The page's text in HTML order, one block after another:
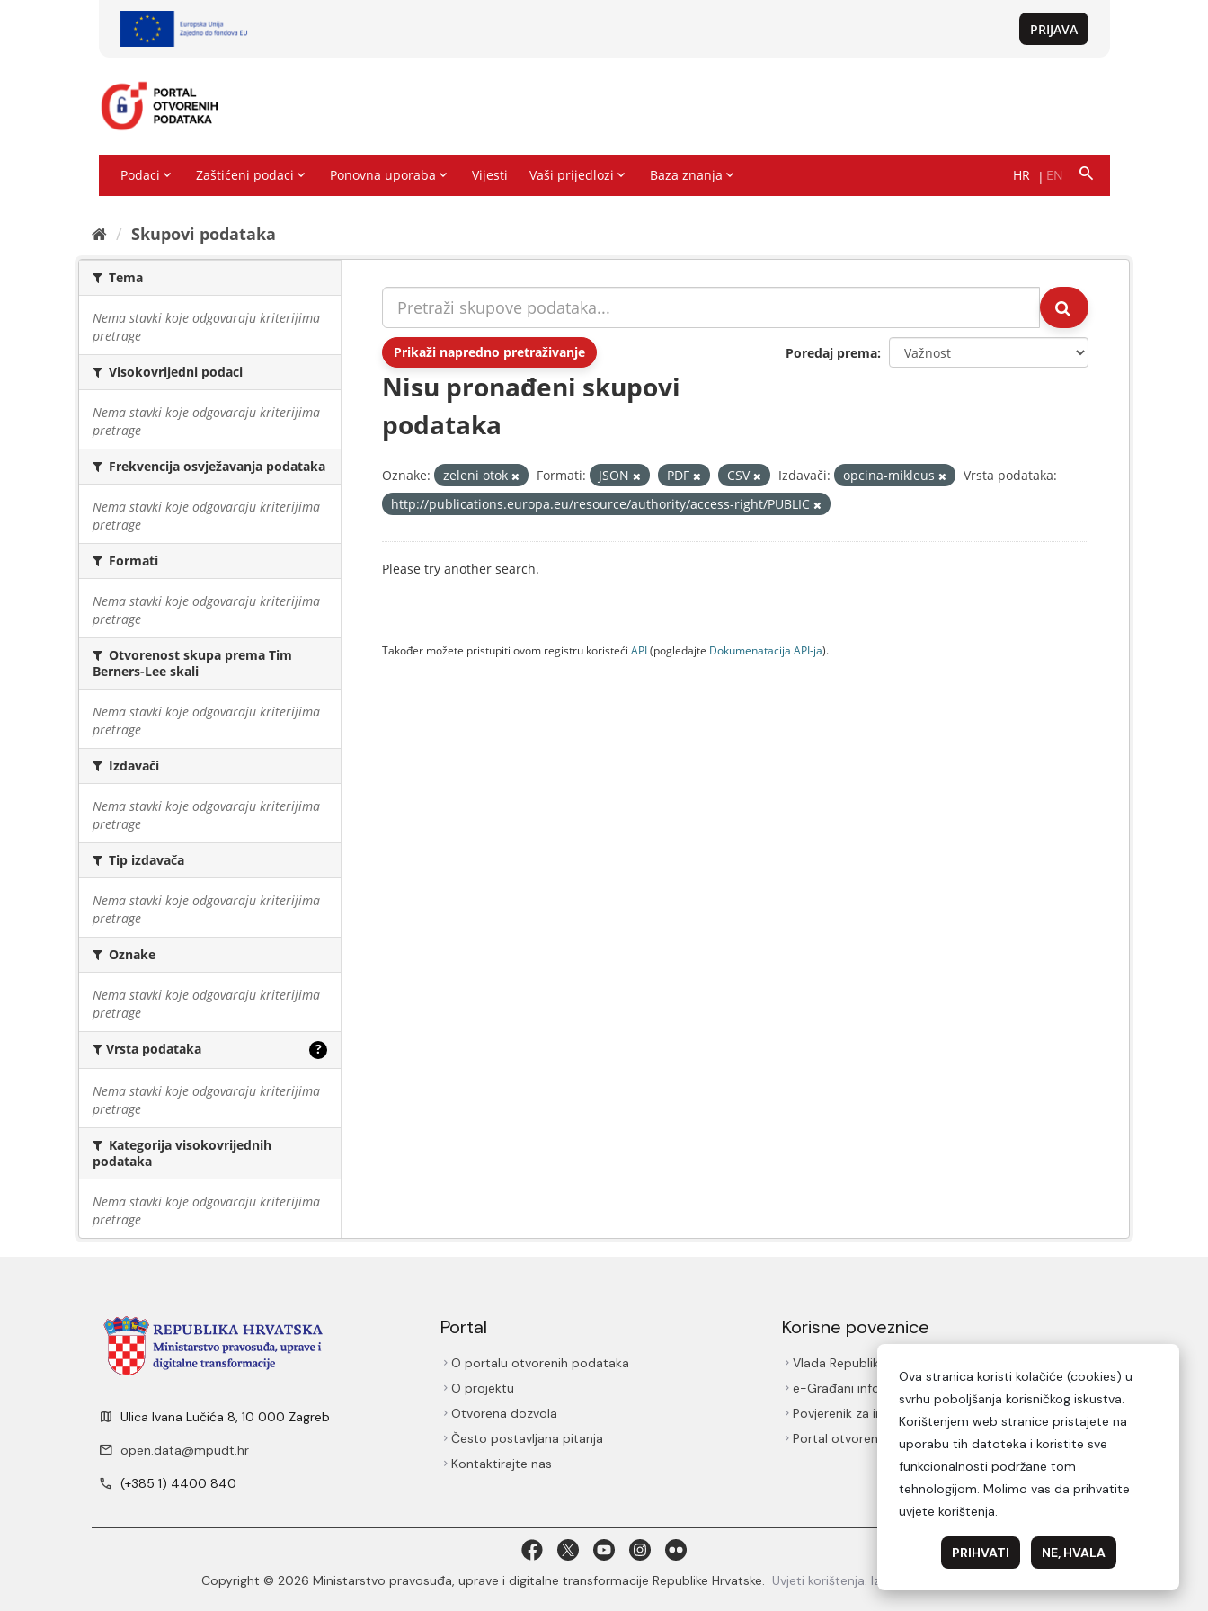
Skupovi podаtаkа
Tema
Nema stavki koje odgovaraju kriterijima
pretrage
Visokovrijedni podaci
Nema stavki koje odgovaraju kriterijima
pretrage
Frekvencija osvježavanja podataka
Nema stavki koje odgovaraju kriterijima
pretrage
Formati
Nema stavki koje odgovaraju kriterijima
pretrage
Otvorenost skupa prema Tim
Berners-Lee skali
Nema stavki koje odgovaraju kriterijima
pretrage
Izdavači
Nema stavki koje odgovaraju kriterijima
pretrage
Tip izdavača
Nema stavki koje odgovaraju kriterijima
pretrage
Oznake
Nema stavki koje odgovaraju kriterijima
pretrage
Vrsta podataka ?
Nema stavki koje odgovaraju kriterijima
pretrage
Kategorija visokovrijednih
podataka
Nema stavki koje odgovaraju kriterijima
pretrage
Prikaži napredno pretraživanje Poredaj prema
Nisu pronađeni skupovi
podataka
Oznake: zeleni otok Formati: JSON PDF CSV Izdavači: opcina-mikleus
Vrsta podataka:
http://publications.europa.eu/resource/authority/access-right/PUBLIC
Please try another search.
Također možete pristupiti ovom registru koristeći API(pogledajte Dokumenаtаcijа API-jа).